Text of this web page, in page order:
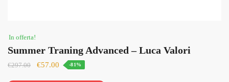
In offerta!
Summer Traning Advanced – Luca Valori
€297.00
Il
€57.00 Il
-81%